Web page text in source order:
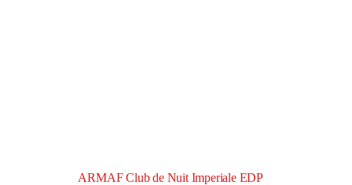
ARMAF Club de Nuit Imperiale EDP